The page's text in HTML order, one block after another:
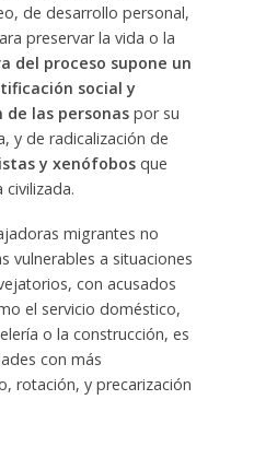
de desarrollo personal,
preservar la vida o la
del proceso supone un
social y
las personaspor su
y de radicalización de
y xenófobosque
civilizada.
migrantes no
vulnerables a situaciones
con acusados
el servicio doméstico,
o la construcción, es
con más
rotación, y precarización